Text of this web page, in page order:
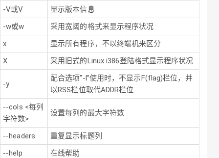
-V或V
显示版本信息
-w或w
采用宽阔的格式来显示程序状况
x
显示所有程序，不以终端机来区分
X
采用旧式的Linux i386登陆格式显示程序状况
-y
配合选项”-l”使用时，不显示F(flag)栏位，并
以RSS栏位取代ADDR栏位
--cols <每列
字符数>
设置每列的最大字符数
--headers
重复显示标题列
--help
在线帮助